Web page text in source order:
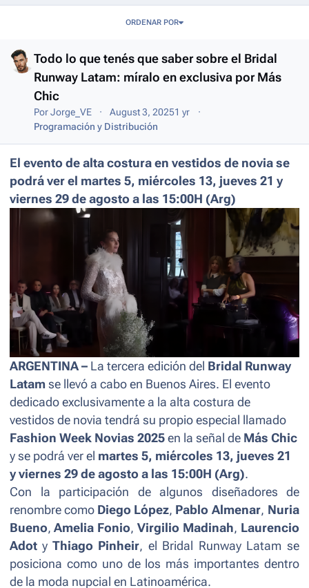
ORDENAR POR
Todo lo que tenés que saber sobre el Bridal
Runway Latam: míralo en exclusiva por Más
Chic
PorJorge_VE August 3, 20251 yr
Programación y Distribución
El evento de alta costura en vestidos de novia se
podrá ver el martes 5, miércoles 13, jueves 21 y
viernes 29 de agosto a las 15:00H (Arg)
ARGENTINA – La tercera edición del Bridal Runway
Latam se llevó a cabo en Buenos Aires. El evento
dedicado exclusivamente a la alta costura de
vestidos de novia tendrá su propio especial llamado
Fashion Week Novias 2025 en la señal de Más Chic
y se podrá ver el martes 5, miércoles 13, jueves 21
y viernes 29 de agosto a las 15:00H (Arg).
Con la participación de algunos diseñadores de
renombre como Diego López, Pablo Almenar, Nuria
Bueno, Amelia Fonio, Virgilio Madinah, Laurencio
Adot y Thiago Pinheir, el Bridal Runway Latam se
posiciona como uno de los más importantes dentro
de la moda nupcial en Latinoamérica.